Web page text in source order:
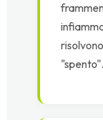
"spento".